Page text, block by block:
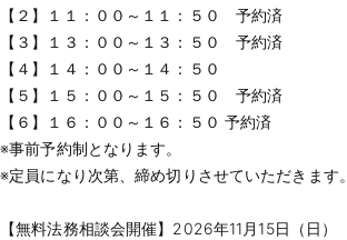
【２】１１：００～１１：５０ 予約済
【３】１３：００～１３：５０ 予約済
【４】１４：００～１４：５０
【５】１５：００～１５：５０ 予約済
【６】１６：００～１６：５０ 予約済
※事前予約制となります。
※定員になり次第、締め切りさせていただきます。
【無料法務相談会開催】2026年11月15日（日）